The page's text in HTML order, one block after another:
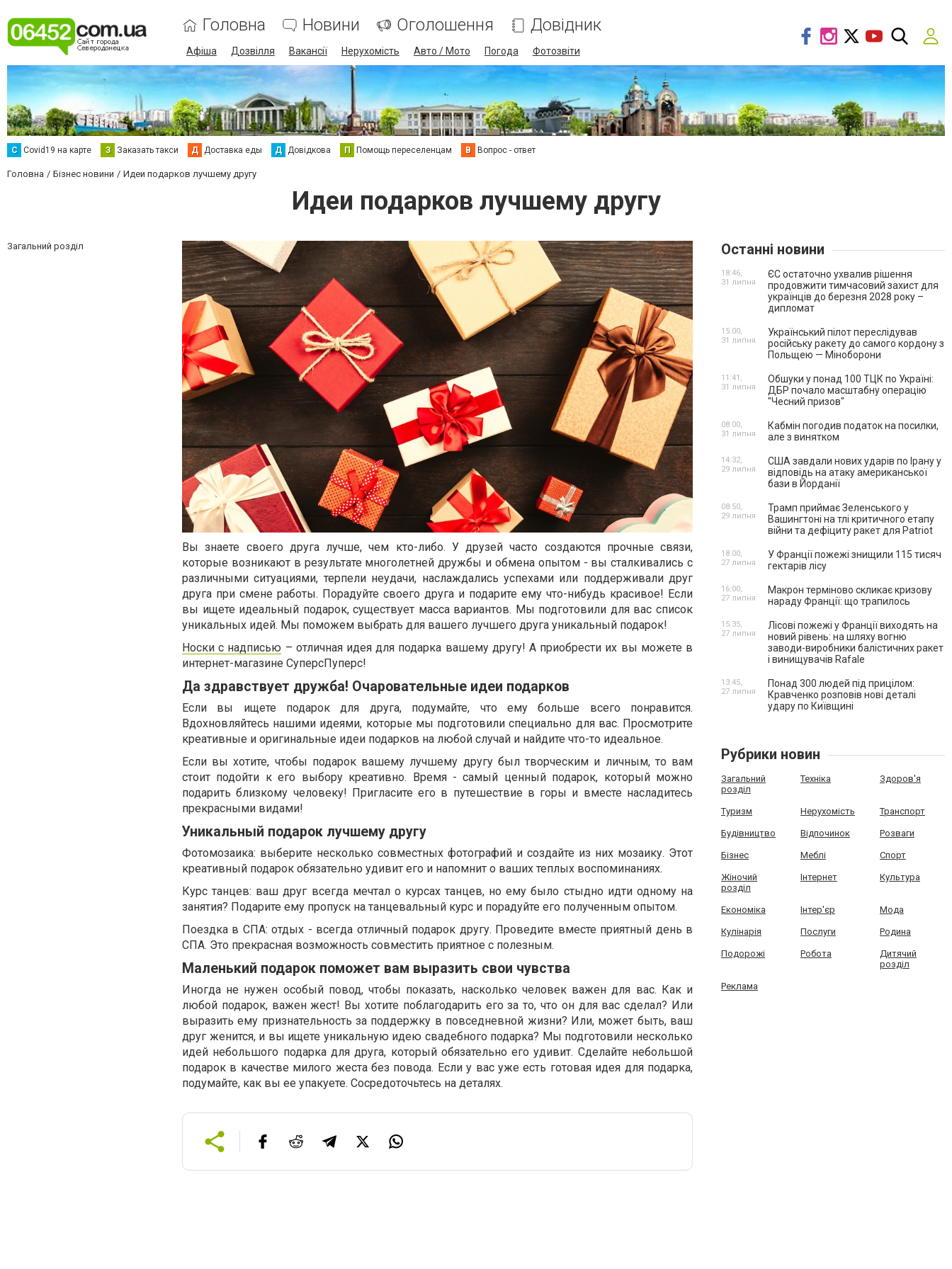
Головна Новини Оголошення Довідник
Афіша Дозвілля Вакансії Нерухомість Авто / Мото Погода Фотозвіти
С Сovid19 на карте З Заказать такси Д Доставка еды Д Довідкова П Помощь переселенцам В Вопрос - ответ
Головна Бізнес новини Идеи подарков лучшему другу
Идеи подарков лучшему другу
Загальний розділ
Вы знаете своего друга лучше, чем кто-либо. У друзей часто создаются прочные связи,
которые возникают в результате многолетней дружбы и обмена опытом - вы сталкивались с
различными ситуациями, терпели неудачи, наслаждались успехами или поддерживали друг
друга при смене работы. Порадуйте своего друга и подарите ему что-нибудь красивое! Если
вы ищете идеальный подарок, существует масса вариантов. Мы подготовили для вас список
уникальных идей. Мы поможем выбрать для вашего лучшего друга уникальный подарок!
Носки с надписью – отличная идея для подарка вашему другу! А приобрести их вы можете в
интернет-магазине СуперсПуперс!
Да здравствует дружба! Очаровательные идеи подарков
Если вы ищете подарок для друга, подумайте, что ему больше всего понравится.
Вдохновляйтесь нашими идеями, которые мы подготовили специально для вас. Просмотрите
креативные и оригинальные идеи подарков на любой случай и найдите что-то идеальное.
Если вы хотите, чтобы подарок вашему лучшему другу был творческим и личным, то вам
стоит подойти к его выбору креативно. Время - самый ценный подарок, который можно
подарить близкому человеку! Пригласите его в путешествие в горы и вместе насладитесь
прекрасными видами!
Уникальный подарок лучшему другу
Фотомозаика: выберите несколько совместных фотографий и создайте из них мозаику. Этот
креативный подарок обязательно удивит его и напомнит о ваших теплых воспоминаниях.
Курс танцев: ваш друг всегда мечтал о курсах танцев, но ему было стыдно идти одному на
занятия? Подарите ему пропуск на танцевальный курс и порадуйте его полученным опытом.
Поездка в СПА: отдых - всегда отличный подарок другу. Проведите вместе приятный день в
СПА. Это прекрасная возможность совместить приятное с полезным.
Маленький подарок поможет вам выразить свои чувства
Иногда не нужен особый повод, чтобы показать, насколько человек важен для вас. Как и
любой подарок, важен жест! Вы хотите поблагодарить его за то, что он для вас сделал? Или
выразить ему признательность за поддержку в повседневной жизни? Или, может быть, ваш
друг женится, и вы ищете уникальную идею свадебного подарка? Мы подготовили несколько
идей небольшого подарка для друга, который обязательно его удивит. Сделайте небольшой
подарок в качестве милого жеста без повода. Если у вас уже есть готовая идея для подарка,
подумайте, как вы ее упакуете. Сосредоточьтесь на деталях.
Останні новини
ЄС остаточно ухвалив рішення
продовжити тимчасовий захист для
українців до березня 2028 року –
дипломат
18:46,
31 липня
Український пілот переслідував
російську ракету до самого кордону з
Польщею — Міноборони
15:00,
31 липня
Обшуки у понад 100 ТЦК по Україні:
ДБР почало масштабну операцію
"Чесний призов"
11:41,
31 липня
Кабмін погодив податок на посилки,
але з винятком
08:00,
31 липня
США завдали нових ударів по Ірану у
відповідь на атаку американської
бази в Йорданії
14:32,
29 липня
Трамп приймає Зеленського у
Вашингтоні на тлі критичного етапу
війни та дефіциту ракет для Patriot
08:50,
29 липня
У Франції пожежі знищили 115 тисяч
гектарів лісу
18:00,
27 липня
Макрон терміново скликає кризову
нараду Франції: що трапилось
16:00,
27 липня
Лісові пожежі у Франції виходять на
новий рівень: на шляху вогню
заводи-виробники балістичних ракет
і винищувачів Rafale
15:35,
27 липня
Понад 300 людей під прицілом:
Кравченко розповів нові деталі
удару по Київщині
13:45,
27 липня
Рубрики новин
Загальний
розділ
Техніка Здоров'я
Туризм Нерухомість Транспорт
Будівництво Відпочинок Розваги
Бізнес Меблі Спорт
Жіночий
розділ
Інтернет Культура
Економіка Інтер'єр Мода
Кулінарія Послуги Родина
Подорожі Робота
Дитячий
розділ
Реклама